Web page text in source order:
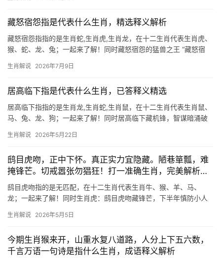
龙”暗藏玄机，龙为虚幻，鱼为现实，而生肖鼠恰是虚实结合的象
藏怒宿怨指是代表什么生肖，精选释义解析
藏怒宿怨指指的是生肖蛇,生肖虎,生肖龙，在十二生肖代表生肖虎、
猴、蛇、龙、兔；一起来了解！同时藏怒宿怨的猛兽之王 “藏怒宿
性情极为吻合，虎为百兽之王，天生威严，但若遭遇不公，便会将
生肖解说 2026年7月9日
居高临下指是代表什么生肖，已答释义精选
居高临下指指的是生肖龙,生肖蛇,生肖鼠，在十二生肖代表生肖鼠、
马、兔、龙、狗；一起来了解！同时居高临下藏机锋，智谋暗涌破
士，天生擅察人心，2026年对属鼠人极为关键，尤以36至48岁者
生肖解说 2026年5月22日
鸱目虎吻，正中下怀。真正实力宜隐藏。陋巷箪瓢，难
掩锋芒。切戒嚣张勿猖狂！打一准确生肖，完美解析呈
现
鸱目虎吻指的是无匹配，在十二生肖代表生肖牛、猴、羊、马、
龙；一起来了解！同时生肖虎：鸱目虎吻藏锋芒，下半年慎防小人
甲辰年，属虎人逢“龙虎斗”之局，29岁者易遭职场打压，项目无端
生肖解说 2026年5月5日
今期生肖猴来开，山重水复八道路，人分上下五六数，
千言万语一句诗是指什么生肖，成语释义解析